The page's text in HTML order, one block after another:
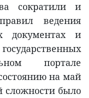
сократили и
ведения
документах и
портале
на май
сложности было